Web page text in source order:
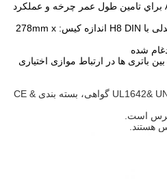
1سلول هاي جديد درجه ي A EVE براي تامين طول عمر چرخه و عملکرد
2ابعاد مناسب برای نصب زیر صندلی با H8 DIN اندازه کیس: 278mm x
باتری ها در ارتباط موازی اختیاری
آنها UL1642& UN38.3 & ICE62619 گواهی، بسته بندی CE &